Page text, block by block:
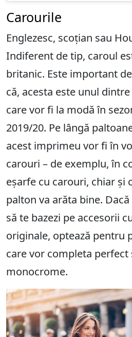
Carourile
Englezesc, scoțian sau
Indiferent de tip, caroul
britanic. Este important
că, acesta este unul
care vor fi la modă în
2019/20. Pe lângă
acest imprimeu vor fi în
carouri – de exemplu, în
eșarfe cu carouri, chiar și
palton va arăta bine.
să te bazezi pe accesorii
originale, optează pentru
care vor completa perfect
monocrome.